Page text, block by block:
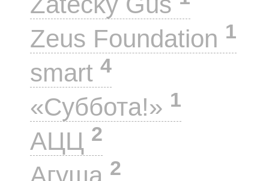
Zeus Foundation 1
smart 4
«Суббота!» 1
АЦЦ 2
Агуша 2